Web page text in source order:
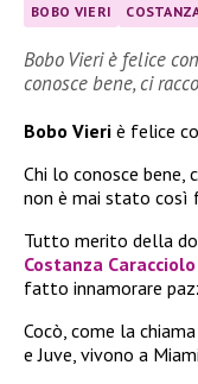
BOBO VIERI
Bobo Vieri è felice
conosce bene, ci
Bobo Vieri è felice
Chi lo conosce bene,
non è mai stato così
Tutto merito della
Costanza Caracciolo
fatto innamorare
Cocò, come la
e Juve, vivono a